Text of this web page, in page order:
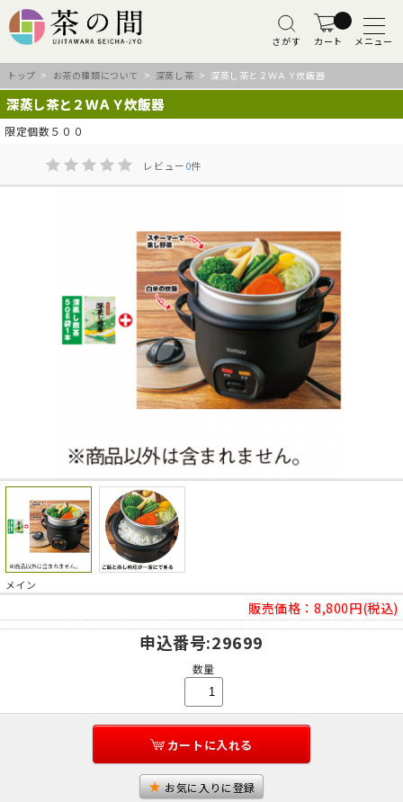
さがす カート メニュー
トップ > お茶の種類について > 深蒸し茶 > 深蒸し茶と２ＷＡＹ炊飯器
深蒸し茶と２ＷＡＹ炊飯器
限定個数５００
レビュー0件
メイン
販売価格： 8,800円(税込)
申込番号:29699
数量
カートに入れる
お気に入りに登録